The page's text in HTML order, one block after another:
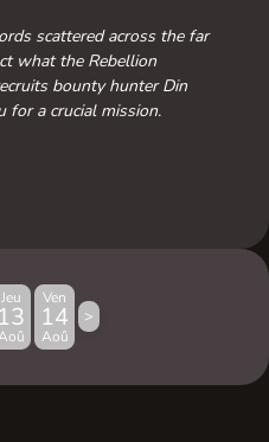
scattered across the far
what the Rebellion
bounty hunter Din
for a crucial mission.
Jeu
13
Ven
14
Aoû
>